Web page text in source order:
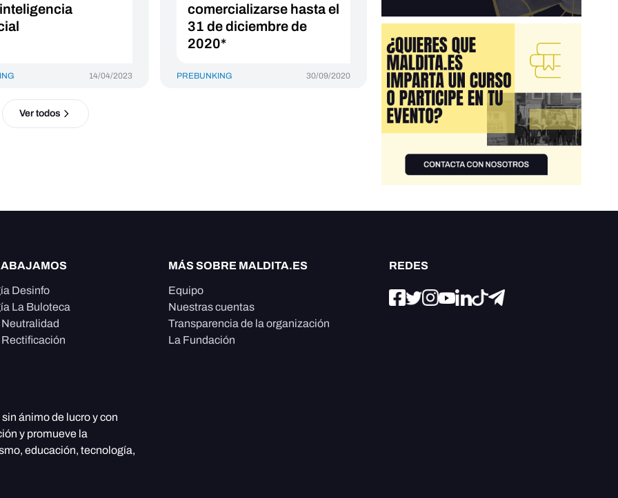
14/04/2023
comercializarse hasta el
31 de diciembre de
2020*
PREBUNKING 30/09/2020
Ver todos
Desinfo
La Buloteca
MÁS SOBRE MALDITA.ES
Equipo
Nuestras cuentas
Transparencia de la organización
La Fundación
REDES
sin ánimo de lucro y con
y promueve la
educación, tecnología,